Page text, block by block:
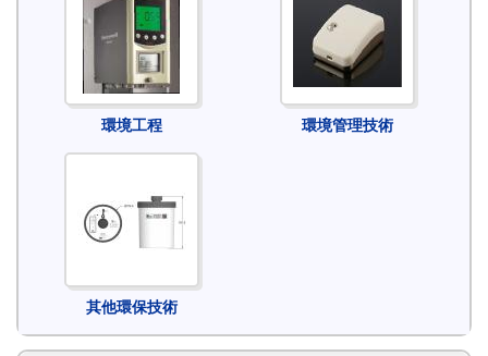
環境工程 環境管理技術
其他環保技術